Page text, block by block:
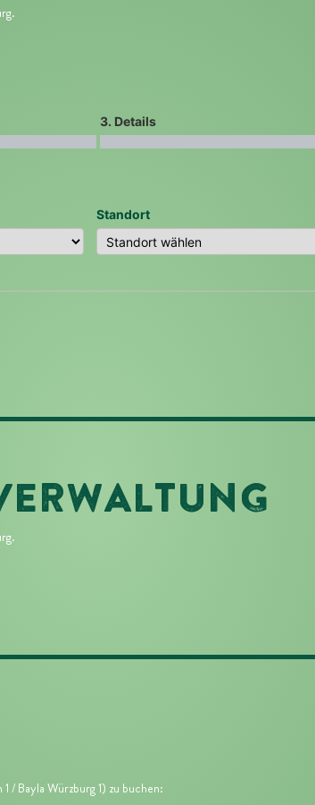
.
3. Details
Standort
.
/ Bayla Würzburg 1) zu buchen: